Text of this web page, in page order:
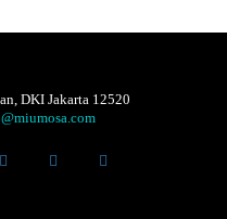
DKI Jakarta 12520